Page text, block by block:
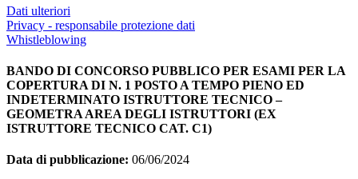
Dati ulteriori
Privacy - responsabile protezione dati
Whistleblowing
BANDO DI CONCORSO PUBBLICO PER ESAMI PER LA
COPERTURA DI N. 1 POSTO A TEMPO PIENO ED
INDETERMINATO ISTRUTTORE TECNICO –
GEOMETRA AREA DEGLI ISTRUTTORI (EX
ISTRUTTORE TECNICO CAT. C1)
Data di pubblicazione: 06/06/2024